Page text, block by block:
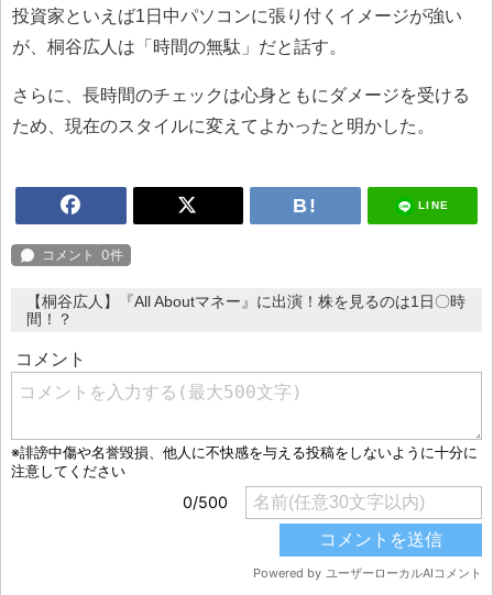
投資家といえば1日中パソコンに張り付くイメージが強い
が、桐谷広人は「時間の無駄」だと話す。
さらに、長時間のチェックは心身ともにダメージを受ける
ため、現在のスタイルに変えてよかったと明かした。
LINE
【桐谷広人】『All Aboutマネー』に出演！株を見るのは1日〇時
間！？